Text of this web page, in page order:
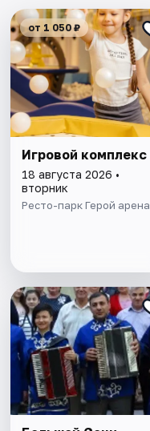
от 1 050 ₽
Игровой комплекс
18 августа 2026 •
вторник
Ресто-парк Герой арена